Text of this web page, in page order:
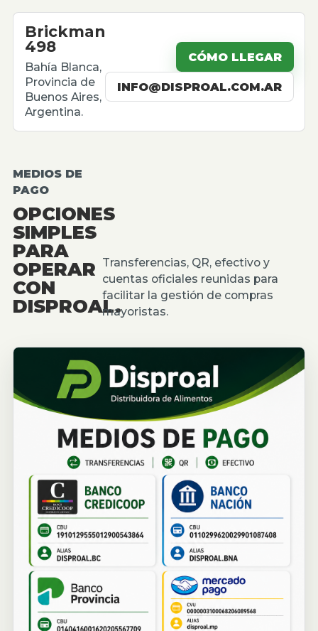
Brickman
498
Bahía Blanca,
Provincia de
Buenos Aires,
Argentina.
CÓMO LLEGAR
INFO@DISPROAL.COM.AR
MEDIOS DE
PAGO
OPCIONES
SIMPLES
PARA
OPERAR
CON
DISPROAL.
Transferencias, QR, efectivo y
cuentas oficiales reunidas para
facilitar la gestión de compras
mayoristas.